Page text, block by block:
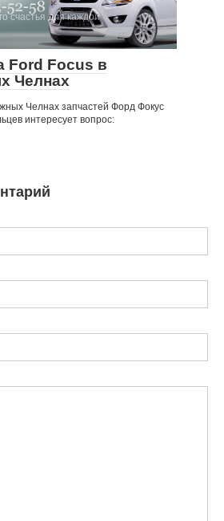
счастья для каждой
Ford Focus в
Челнах
Челнах запчастей Форд Фокус
интересует вопрос: